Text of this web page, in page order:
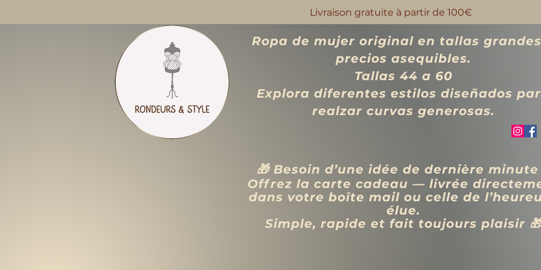
Ropa de mujer original en tallas
precios asequibles.
Tallas 44 a 60
Explora diferentes estilos diseñados
realzar curvas generosas.
🎁 Besoin d’une idée de dernière minute
Offrez la carte cadeau — livrée
dans votre boîte mail ou celle de
élue.
Simple, rapide et fait toujours plaisir
Livraison gratuite à partir de 100€